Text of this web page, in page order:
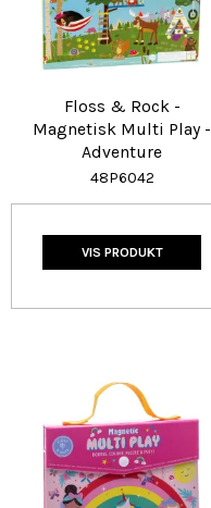
Floss & Rock -
Magnetisk Multi Play -
Adventure
48P6042
VIS PRODUKT